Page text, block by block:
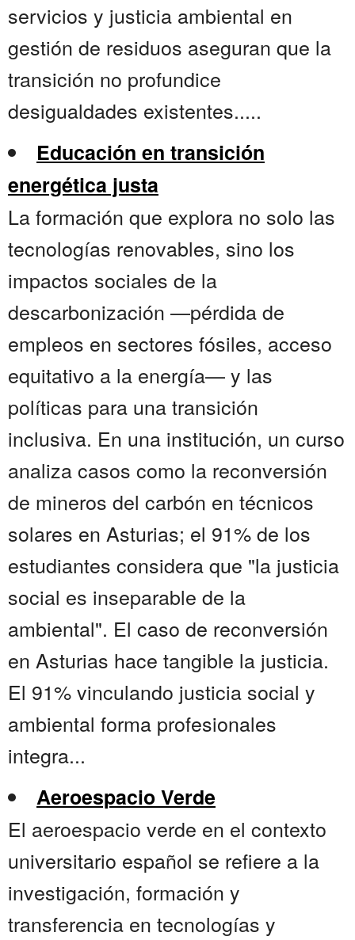
servicios y justicia ambiental en
gestión de residuos aseguran que la
transición no profundice
desigualdades existentes.....
Educación en transición
energética justa
La formación que explora no solo las
tecnologías renovables, sino los
impactos sociales de la
descarbonización —pérdida de
empleos en sectores fósiles, acceso
equitativo a la energía— y las
políticas para una transición
inclusiva. En una institución, un curso
analiza casos como la reconversión
de mineros del carbón en técnicos
solares en Asturias; el 91% de los
estudiantes considera que "la justicia
social es inseparable de la
ambiental". El caso de reconversión
en Asturias hace tangible la justicia.
El 91% vinculando justicia social y
ambiental forma profesionales
integra...
Aeroespacio Verde
El aeroespacio verde en el contexto
universitario español se refiere a la
investigación, formación y
transferencia en tecnologías y